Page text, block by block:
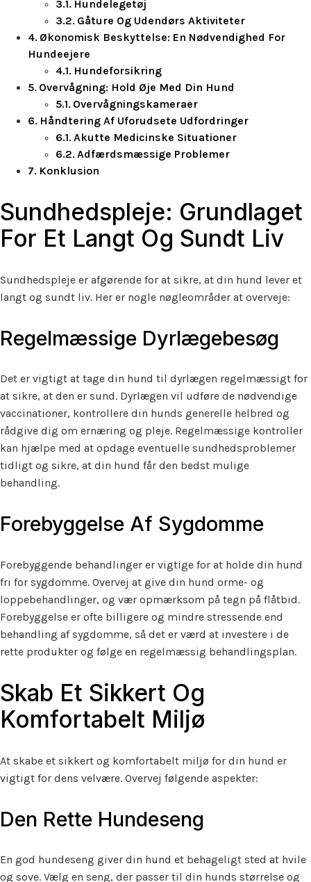
Hundelegetøj
Gåture Og Udendørs Aktiviteter
Økonomisk Beskyttelse: En Nødvendighed For
Hundeejere
Hundeforsikring
Overvågning: Hold Øje Med Din Hund
Overvågningskameraer
Håndtering Af Uforudsete Udfordringer
Akutte Medicinske Situationer
Adfærdsmæssige Problemer
Konklusion
Sundhedspleje: Grundlaget
For Et Langt Og Sundt Liv
Sundhedspleje er afgørende for at sikre, at din hund lever et
langt og sundt liv. Her er nogle nøgleområder at overveje:
Regelmæssige Dyrlægebesøg
Det er vigtigt at tage din hund til dyrlægen regelmæssigt for
at sikre, at den er sund. Dyrlægen vil udføre de nødvendige
vaccinationer, kontrollere din hunds generelle helbred og
rådgive dig om ernæring og pleje. Regelmæssige kontroller
kan hjælpe med at opdage eventuelle sundhedsproblemer
tidligt og sikre, at din hund får den bedst mulige
behandling.
Forebyggelse Af Sygdomme
Forebyggende behandlinger er vigtige for at holde din hund
fri for sygdomme. Overvej at give din hund orme- og
loppebehandlinger, og vær opmærksom på tegn på flåtbid.
Forebyggelse er ofte billigere og mindre stressende end
behandling af sygdomme, så det er værd at investere i de
rette produkter og følge en regelmæssig behandlingsplan.
Skab Et Sikkert Og
Komfortabelt Miljø
At skabe et sikkert og komfortabelt miljø for din hund er
vigtigt for dens velvære. Overvej følgende aspekter:
Den Rette Hundeseng
En god hundeseng giver din hund et behageligt sted at hvile
og sove. Vælg en seng, der passer til din hunds størrelse og